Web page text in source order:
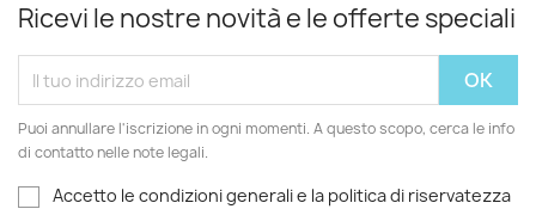
Ricevi le nostre novità e le offerte speciali
Puoi annullare l'iscrizione in ogni momenti. A questo scopo, cerca le info
di contatto nelle note legali.
Accetto le condizioni generali e la politica di riservatezza